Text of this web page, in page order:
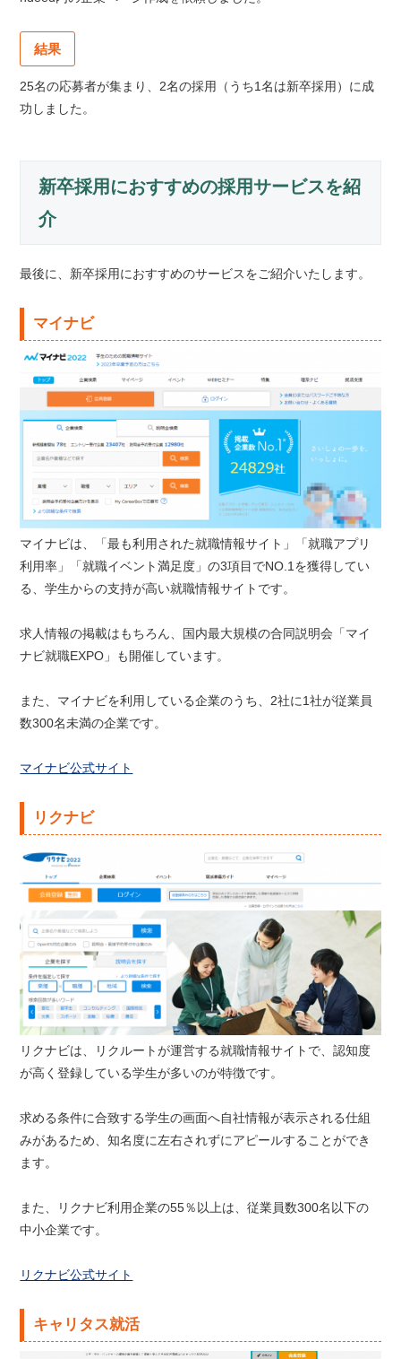
結果
25名の応募者が集まり、2名の採用（うち1名は新卒採用）に成
功しました。
新卒採用におすすめの採用サービスを紹
介
最後に、新卒採用におすすめのサービスをご紹介いたします。
マイナビ
マイナビは、「最も利用された就職情報サイト」「就職アプリ
利用率」「就職イベント満足度」の3項目でNO.1を獲得してい
る、学生からの支持が高い就職情報サイトです。
求人情報の掲載はもちろん、国内最大規模の合同説明会「マイ
ナビ就職EXPO」も開催しています。
また、マイナビを利用している企業のうち、2社に1社が従業員
数300名未満の企業です。
マイナビ公式サイト
リクナビ
リクナビは、リクルートが運営する就職情報サイトで、認知度
が高く登録している学生が多いのが特徴です。
求める条件に合致する学生の画面へ自社情報が表示される仕組
みがあるため、知名度に左右されずにアピールすることができ
ます。
また、リクナビ利用企業の55％以上は、従業員数300名以下の
中小企業です。
リクナビ公式サイト
キャリタス就活